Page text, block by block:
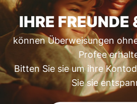
IHRE FREUNDE
können Überweisungen
Profee
Bitten Sie sie um ihre
Sie sie